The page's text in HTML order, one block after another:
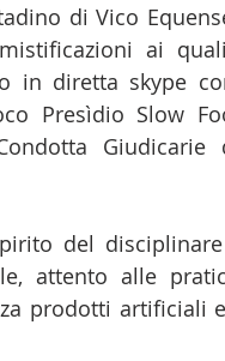
di Vico
ai
in diretta skype
Presìdio Slow
Giudicarie
del
attento alle
prodotti artificiali